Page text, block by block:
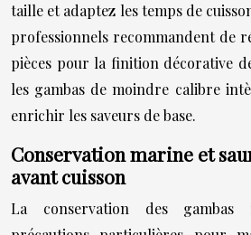
taille et adaptez les temps de
professionnels recommandent de
pièces pour la finition décorative
les gambas de moindre calibre
enrichir les saveurs de base.
Conservation marine et
avant cuisson
La conservation des gambas